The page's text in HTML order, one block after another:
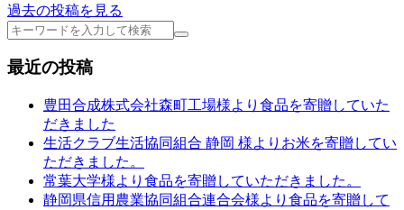
過去の投稿を見る
検
最近の投稿
豊田合成株式会社森町工場様より食品を寄贈していた
だきました
生活クラブ生活協同組合 静岡 様よりお米を寄贈してい
ただきました。
常葉大学様より食品を寄贈していただきました。
静岡県信用農業協同組合連合会様より食品を寄贈して